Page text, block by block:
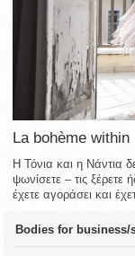
La bohème within
Η Τόνια και η Νάντια
ψωνίσετε – τις ξέρετε
έχετε αγοράσει και
Bodies for business/